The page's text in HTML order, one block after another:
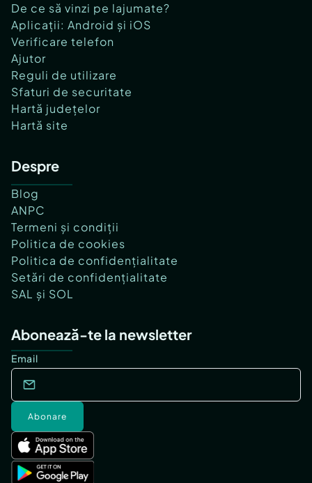
De ce să vinzi pe lajumate?
Aplicații: Android și iOS
Verificare telefon
Ajutor
Reguli de utilizare
Sfaturi de securitate
Hartă județelor
Hartă site
Despre
Blog
ANPC
Termeni și condiții
Politica de cookies
Politica de confidențialitate
Setări de confidențialitate
SAL și SOL
Abonează-te la newsletter
Email
Abonare